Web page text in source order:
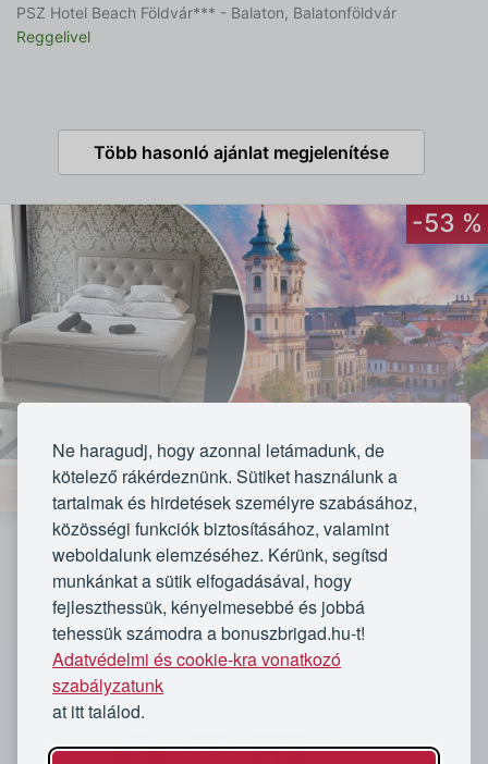
Ne haragudj, hogy azonnal letámadunk, de
kötelező rákérdeznünk. Sütiket használunk a
tartalmak és hirdetések személyre szabásához,
közösségi funkciók biztosításához, valamint
weboldalunk elemzéséhez. Kérünk, segítsd
munkánkat a sütik elfogadásával, hogy
fejleszthessük, kényelmesebbé és jobbá
tehessük számodra a bonuszbrigad.hu-t!
Adatvédelmi és cookie-kra vonatkozó
szabályzatunk
at itt találod.
PSZ Hotel Beach Földvár*** - Balaton, Balatonföldvár
Reggelivel
Több hasonló ajánlat megjelenítése
-53 %
Lejárt
Az ajánlat lejárt 33 vásárló
ma már 3 db
`